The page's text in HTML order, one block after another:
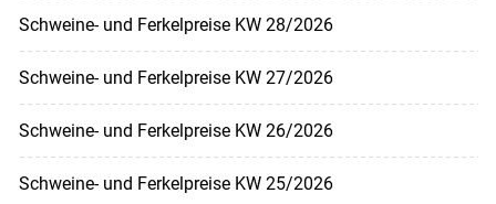
Schweine- und Ferkelpreise KW 28/2026
Schweine- und Ferkelpreise KW 27/2026
Schweine- und Ferkelpreise KW 26/2026
Schweine- und Ferkelpreise KW 25/2026